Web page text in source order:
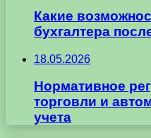
Какие
бухгалтера
18.05.2026
Нормативное
торговли и
учета